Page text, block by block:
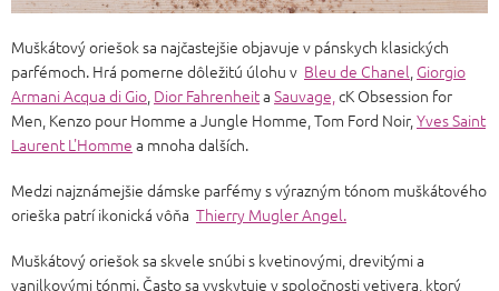
Muškátový oriešok sa najčastejšie objavuje v pánskych klasických
parfémoch. Hrá pomerne dôležitú úlohu v Bleu de Chanel, Giorgio
Armani Acqua di Gio, Dior Fahrenheita Sauvage,cK Obsession for
Men, Kenzo pour Homme a Jungle Homme, Tom Ford Noir,Yves Saint
Laurent L'Homme a mnoha dalších.
Medzi najznámejšie dámske parfémy s výrazným tónom muškátového
orieška patrí ikonická vôňa Thierry Mugler Angel.
Muškátový oriešok sa skvele snúbi s kvetinovými, drevitými a
vanilkovými tónmi. Často sa vyskytuje v spoločnosti vetivera, ktorý